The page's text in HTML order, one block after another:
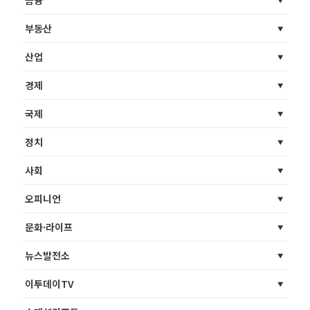
부동산
산업
경제
국제
정치
사회
오피니언
문화·라이프
뉴스발전소
이투데이TV